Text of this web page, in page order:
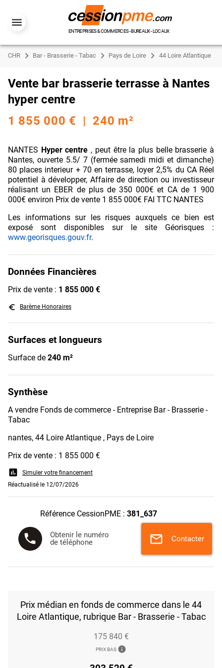
ENTREPRISES & COMMERCES - BUREAUX - LOCAUX
CHR Bar - Brasserie - Tabac Pays de Loire 44 Loire Atlantique
Vente bar brasserie terrasse à Nantes
hyper centre
1 855 000 € | 240 m²
NANTES Hyper centre , peut être la plus belle brasserie à
Nantes, ouverte 5.5/ 7 (fermée samedi midi et dimanche)
80 places interieur + 70 en terrasse, loyer 2,5% du CA Réel
potentiel à développer, Affaire de direction ou investisseur
réalisant un EBER de plus de 350 000€ et CA de 1 900
000€ environ Prix de vente 1 855 000€ FAI TTC NANTES
Les informations sur les risques auxquels ce bien est
exposé sont disponibles sur le site Géorisques :
www.georisques.gouv.fr.
Données Financières
Prix de vente : 1 855 000 €
euro_symbol Barème Honoraires
Surfaces et longueurs
Surface de 240 m²
Synthèse
A vendre Fonds de commerce - Entreprise Bar - Brasserie -
Tabac
nantes, 44 Loire Atlantique , Pays de Loire
Prix de vente : 1 855 000 €
assessment
Simuler votre financement
Réactualisé le 12/07/2026
Référence CessionPME : 381_637
phone
Obtenir le numéro
de téléphone
mail Contacter
Prix médian en fonds de commerce dans le 44
Loire Atlantique, rubrique Bar - Brasserie - Tabac
175 840 €
PRIX BAS info